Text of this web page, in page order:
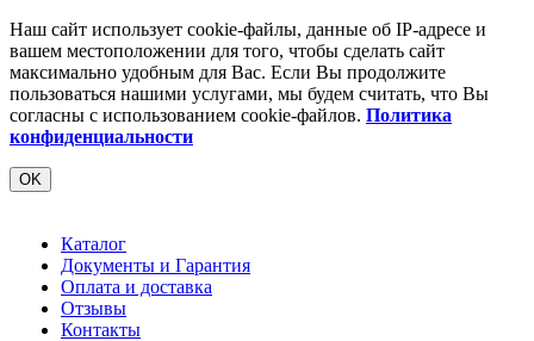
Наш сайт использует cookie-файлы, данные об IP-адресе и
вашем местоположении для того, чтобы сделать сайт
максимально удобным для Вас. Если Вы продолжите
пользоваться нашими услугами, мы будем считать, что Вы
согласны с использованием cookie-файлов. Политика
конфиденциальности
OK
Каталог
Документы и Гарантия
Оплата и доставка
Отзывы
Контакты